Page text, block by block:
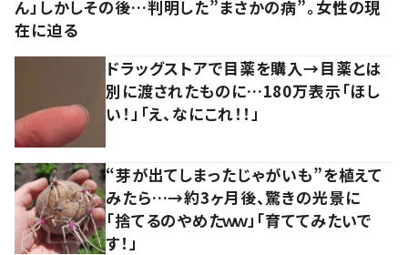
ん」しかしその後…判明した”まさかの病”。女性の現
在に迫る
ドラッグストアで目薬を購入→目薬とは
別に渡されたものに…180万表示「ほし
い！」「え、なにこれ！！」
“芽が出てしまったじゃがいも”を植えて
みたら…→約3ヶ月後、驚きの光景に
「捨てるのやめたｗｗ」「育ててみたいで
す！」